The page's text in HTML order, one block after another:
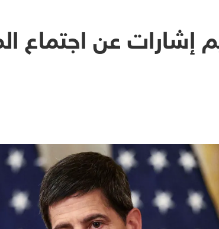
عن اجتماع